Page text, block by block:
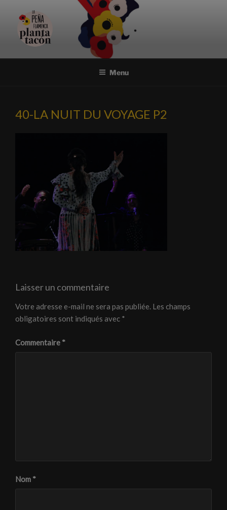
contenu
principal
PEÑA FLAMENCA PLANTA
Association et festival flamencos uniques à Nantes
Menu
40-LA NUIT DU VOYAGE P2
Laisser un commentaire
Votre adresse e-mail ne sera pas publiée. Les champs
obligatoires sont indiqués avec *
Commentaire *
Nom *